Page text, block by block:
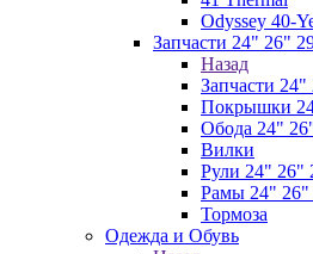
Odyssey 40-
Запчасти 24" 26"
Назад
Запчасти
Покрышки
Обода 24"
Вилки
Рули 24" 26"
Рамы 24" 26"
Тормоза
Одежда и Обувь